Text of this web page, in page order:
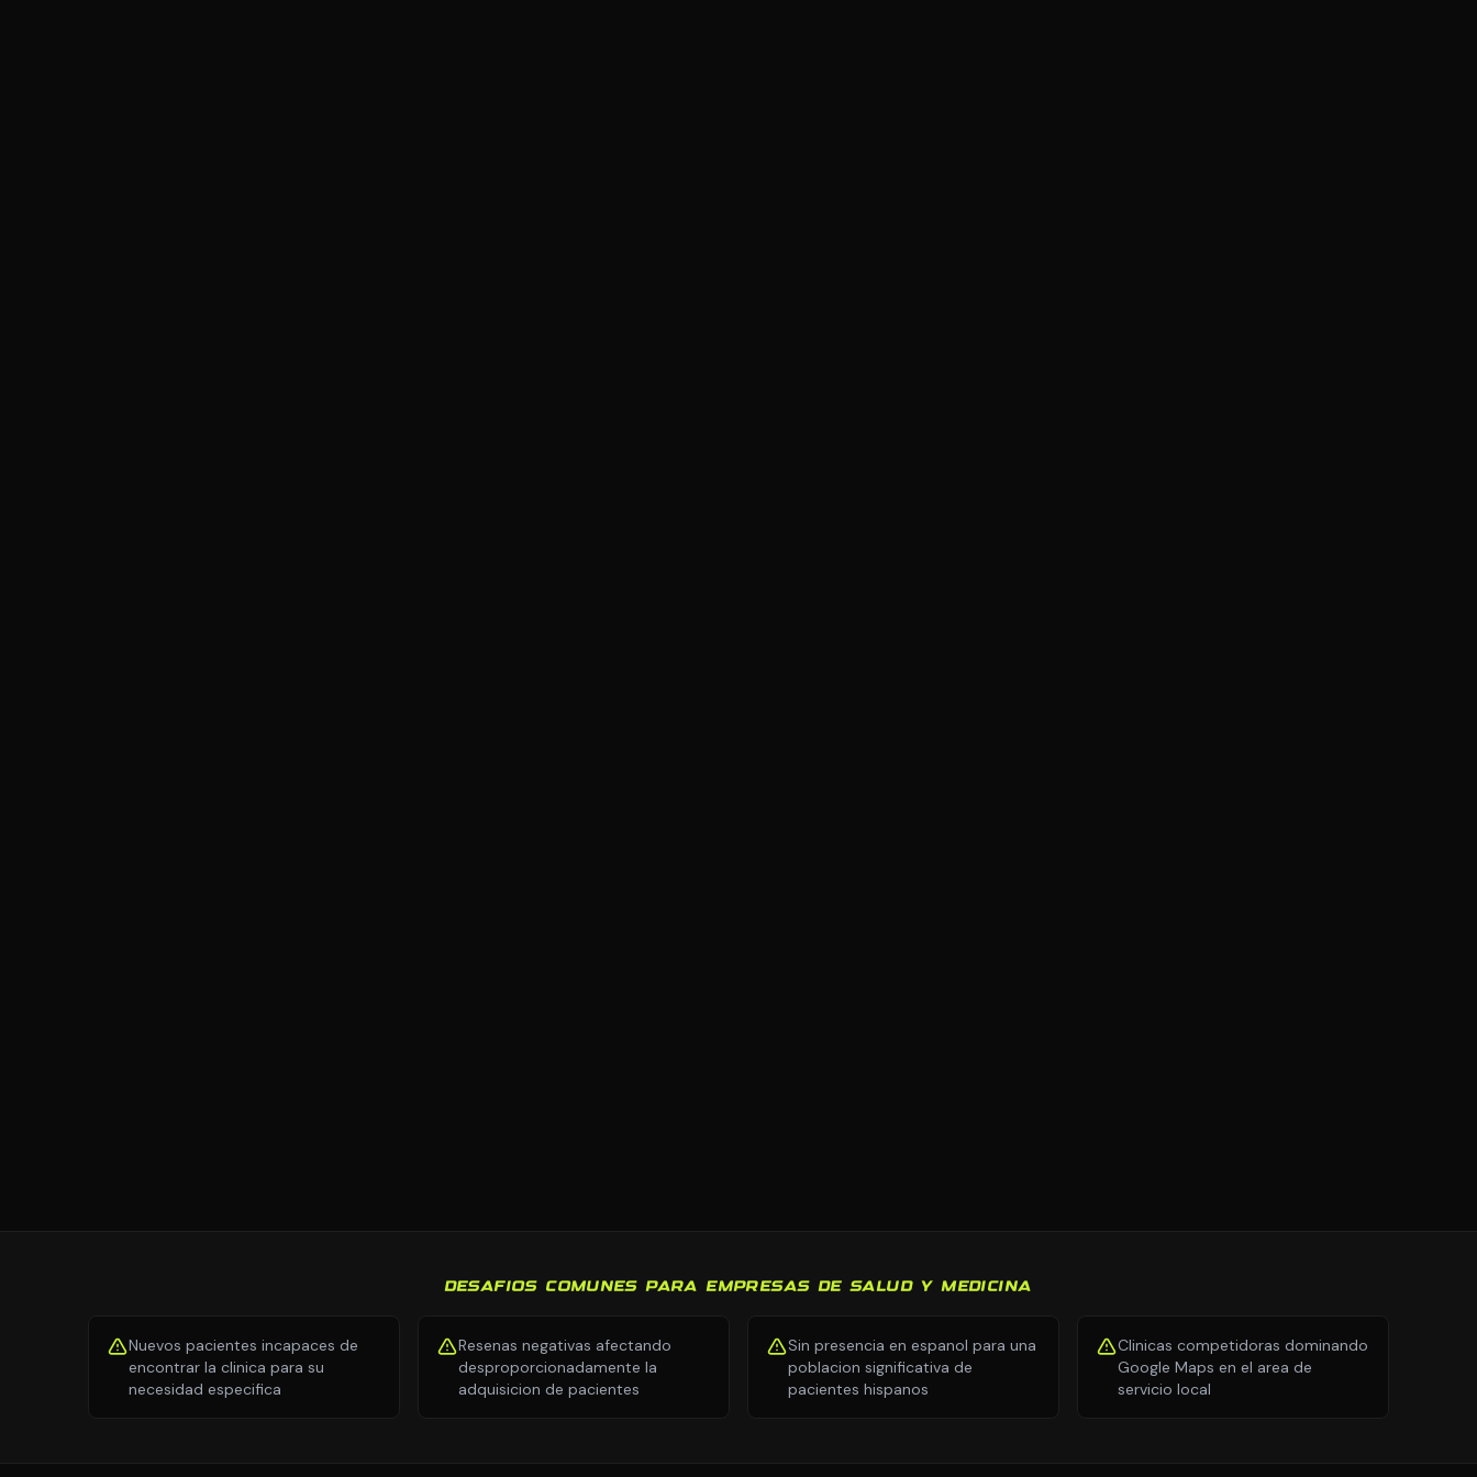
DESAFIOS COMUNES PARA EMPRESAS DE SALUD Y MEDICINA
Nuevos pacientes incapaces de
encontrar la clinica para su
necesidad especifica
Resenas negativas afectando
desproporcionadamente la
adquisicion de pacientes
Sin presencia en espanol para una
poblacion significativa de
pacientes hispanos
Clinicas competidoras dominando
Google Maps en el area de
servicio local